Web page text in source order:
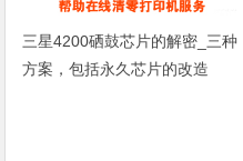
三星4200硒鼓芯片的解密_三种
方案，包括永久芯片的改造